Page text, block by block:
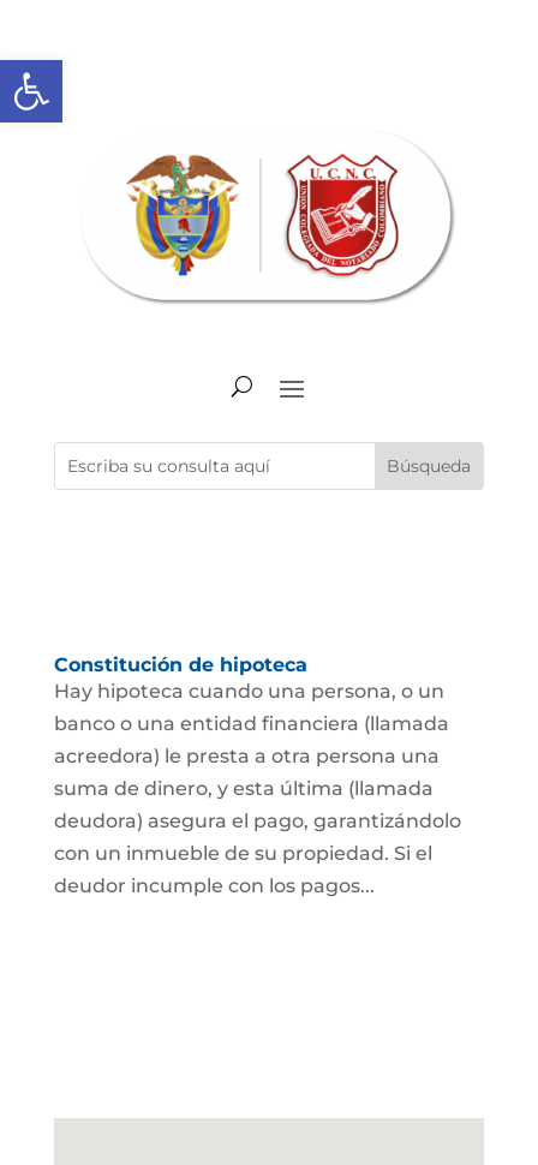
Abrir barra de herramientas
Constitución de hipoteca
Hay hipoteca cuando una persona, o un
banco o una entidad financiera (llamada
acreedora) le presta a otra persona una
suma de dinero, y esta última (llamada
deudora) asegura el pago, garantizándolo
con un inmueble de su propiedad. Si el
deudor incumple con los pagos...